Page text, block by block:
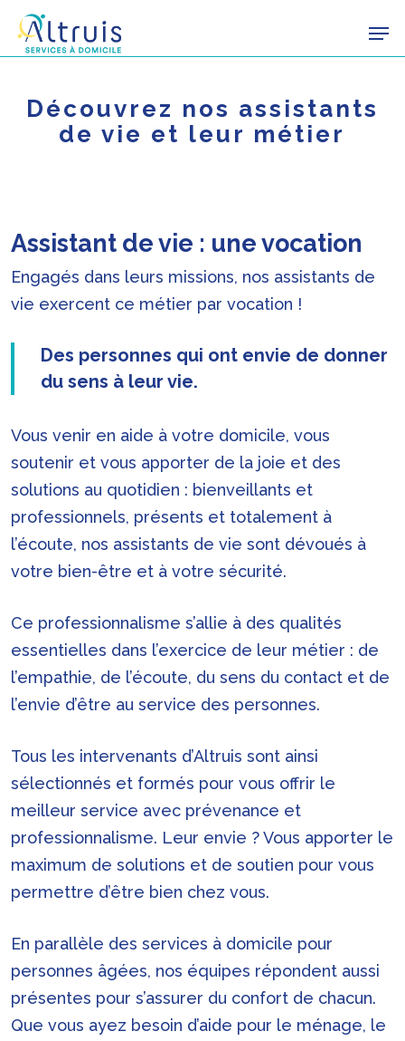
Skip
Découvrez nos assistants
de vie et leur métier
Assistant de vie : une vocation
Engagés dans leurs missions, nos assistants de
vie exercent ce métier par vocation !
Des personnes qui ont envie de donner
du sens à leur vie.
Vous venir en aide à votre domicile, vous
soutenir et vous apporter de la joie et des
solutions au quotidien : bienveillants et
professionnels, présents et totalement à
l’écoute, nos assistants de vie sont dévoués à
votre bien-être et à votre sécurité.
Ce professionnalisme s’allie à des qualités
essentielles dans l’exercice de leur métier : de
l’empathie, de l’écoute, du sens du contact et de
l’envie d’être au service des personnes.
Tous les intervenants d’Altruis sont ainsi
sélectionnés et formés pour vous offrir le
meilleur service avec prévenance et
professionnalisme. Leur envie ? Vous apporter le
maximum de solutions et de soutien pour vous
permettre d’être bien chez vous.
En parallèle des services à domicile pour
personnes âgées, nos équipes répondent aussi
présentes pour s’assurer du confort de chacun.
Que vous ayez besoin d’aide pour le ménage, le